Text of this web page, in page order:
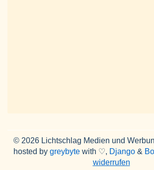
© 2026 Lichtschlag Medien und
hosted by greybytewith ♡, Django&
widerrufen